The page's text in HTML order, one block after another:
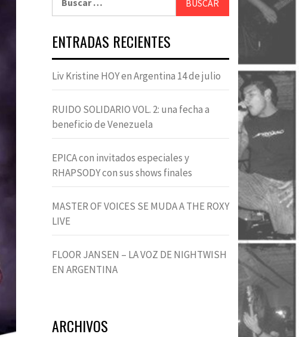
ENTRADAS RECIENTES
Liv Kristine HOY en Argentina 14 de julio
RUIDO SOLIDARIO VOL. 2: una fecha a
beneficio de Venezuela
EPICA con invitados especiales y
RHAPSODY con sus shows finales
MASTER OF VOICES SE MUDA A THE ROXY
LIVE
FLOOR JANSEN – LA VOZ DE NIGHTWISH
EN ARGENTINA
ARCHIVOS